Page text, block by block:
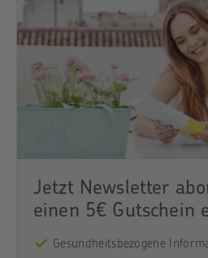
Jetzt Newsletter
einen 5€ Gutschein
Gesundheitsbezogene